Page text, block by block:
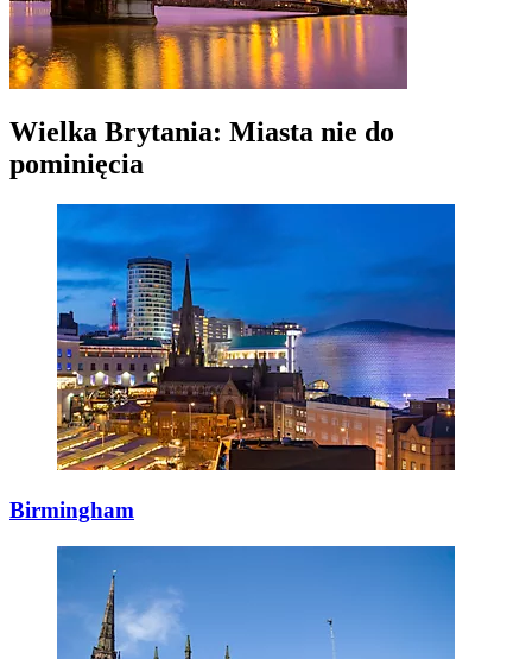
Wielka Brytania: Miasta nie do
pominięcia
Birmingham